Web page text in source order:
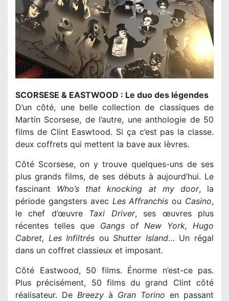
SCORSESE & EASTWOOD : Le duo des légendes
D’un côté, une belle collection de classiques de
Martin Scorsese, de l’autre, une anthologie de 50
films de Clint Easwtood. Si ça c’est pas la classe.
deux coffrets qui mettent la bave aux lèvres.
Côté Scorsese, on y trouve quelques-uns de ses
plus grands films, de ses débuts à aujourd’hui. Le
fascinant Who’s that knocking at my door, la
période gangsters avec Les Affranchis ou Casino,
le chef d’œuvre Taxi Driver, ses œuvres plus
récentes telles que Gangs of New York, Hugo
Cabret, Les Infiltrés ouShutter Island… Un régal
dans un coffret classieux et imposant.
Côté Eastwood, 50 films. Énorme n’est-ce pas.
Plus précisément, 50 films du grand Clint côté
réalisateur. De Breezy à Gran Torino en passant